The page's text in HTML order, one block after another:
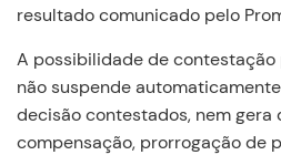
resultado comunicado pelo
A possibilidade de
não suspende
decisão contestados, nem gera
compensação, prorrogação de